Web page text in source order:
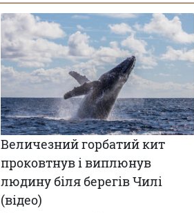
Величезний горбатий кит
проковтнув і виплюнув
людину біля берегів Чилі
(відео)